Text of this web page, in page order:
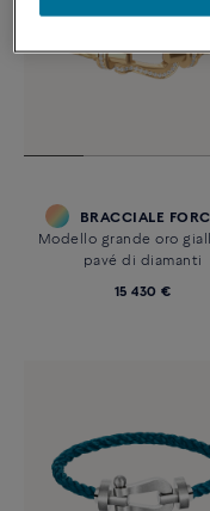
BRACCIALE
Modello grande oro
pavé di diamanti
15 430 €